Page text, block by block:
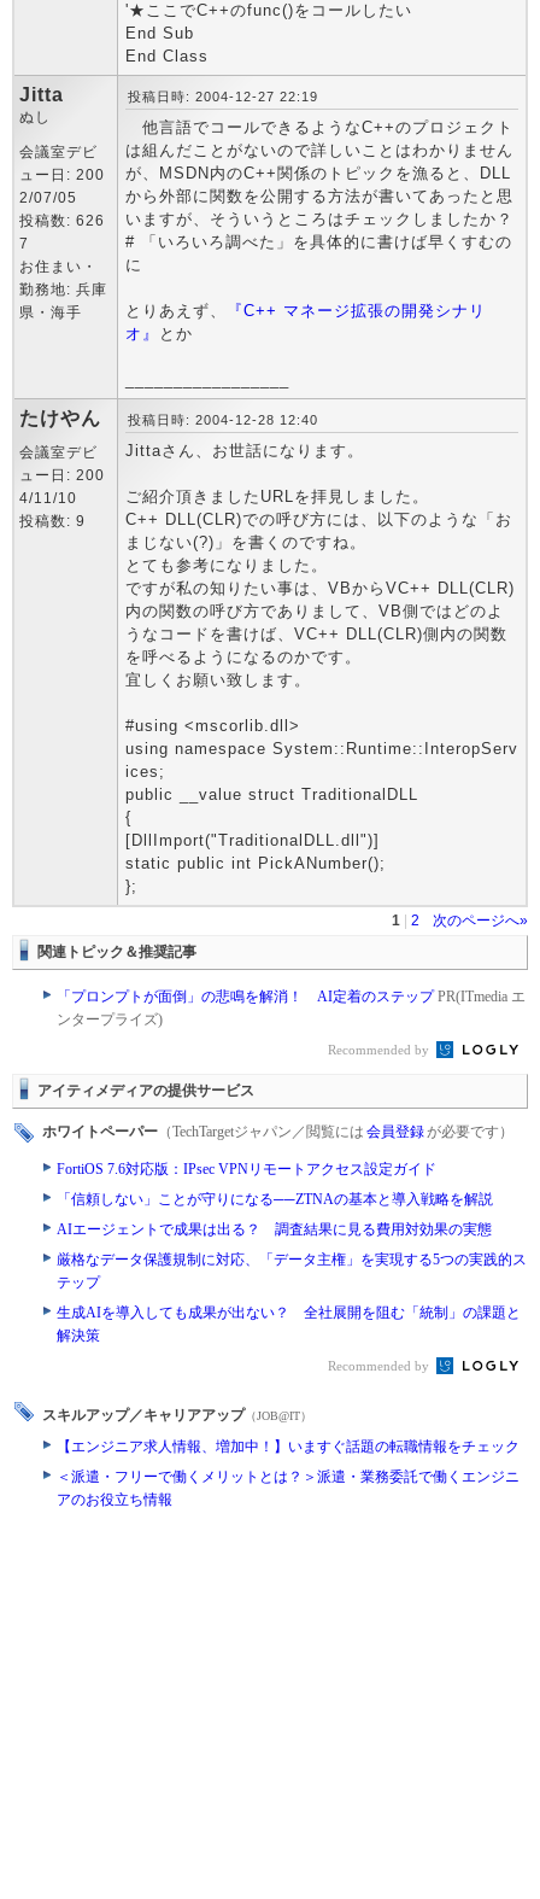
'★ここでC++のfunc()をコールしたい
End Sub
End Class
Jitta
ぬし
会議室デビ
ュー日: 200
2/07/05
投稿数: 626
7
お住まい・
勤務地: 兵庫
県・海手
投稿日時: 2004-12-27 22:19
他言語でコールできるようなC++のプロジェクト
は組んだことがないので詳しいことはわかりません
が、MSDN内のC++関係のトピックを漁ると、DLL
から外部に関数を公開する方法が書いてあったと思
いますが、そういうところはチェックしましたか？
# 「いろいろ調べた」を具体的に書けば早くすむの
に
とりあえず、
『C++ マネージ拡張の開発シナリ
オ』
とか
たけやん
会議室デビ
ュー日: 200
4/11/10
投稿数: 9
投稿日時: 2004-12-28 12:40
Jittaさん、お世話になります。
ご紹介頂きましたURLを拝見しました。
C++ DLL(CLR)での呼び方には、以下のような「お
まじない(?)」を書くのですね。
とても参考になりました。
ですが私の知りたい事は、VBからVC++ DLL(CLR)
内の関数の呼び方でありまして、VB側ではどのよ
うなコードを書けば、VC++ DLL(CLR)側内の関数
を呼べるようになるのかです。
宜しくお願い致します。
#using <mscorlib.dll>
using namespace System::Runtime::InteropServ
ices;
public __value struct TraditionalDLL
{
[DllImport("TraditionalDLL.dll")]
static public int PickANumber();
};
1 2
次のページへ»
関連トピック＆推奨記事
「プロンプトが面倒」の悲鳴を解消！ AI定着のステップPR(ITmedia エ
ンタープライズ)
Recommended by
アイティメディアの提供サービス
ホワイトペーパー （TechTargetジャパン／閲覧には 会員登録が必要です）
FortiOS 7.6対応版：IPsec VPNリモートアクセス設定ガイド
「信頼しない」ことが守りになる──ZTNAの基本と導入戦略を解説
AIエージェントで成果は出る？ 調査結果に見る費用対効果の実態
厳格なデータ保護規制に対応、「データ主権」を実現する5つの実践的ス
テップ
生成AIを導入しても成果が出ない？ 全社展開を阻む「統制」の課題と
解決策
Recommended by
スキルアップ／キャリアアップ （JOB@IT）
【エンジニア求人情報、増加中！】いますぐ話題の転職情報をチェック
＜派遣・フリーで働くメリットとは？＞派遣・業務委託で働くエンジニ
アのお役立ち情報